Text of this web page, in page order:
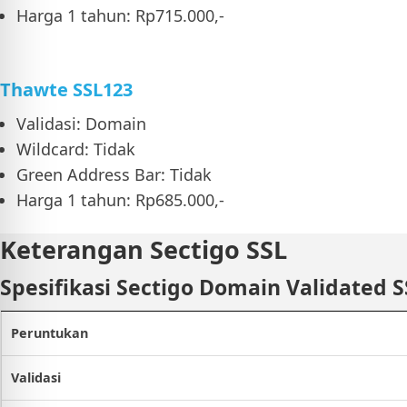
Harga 1 tahun: Rp715.000,-
Thawte SSL123
Validasi: Domain
Wildcard: Tidak
Green Address Bar: Tidak
Harga 1 tahun: Rp685.000,-
Keterangan Sectigo SSL
Spesifikasi Sectigo Domain Validated
Peruntukan
Validasi